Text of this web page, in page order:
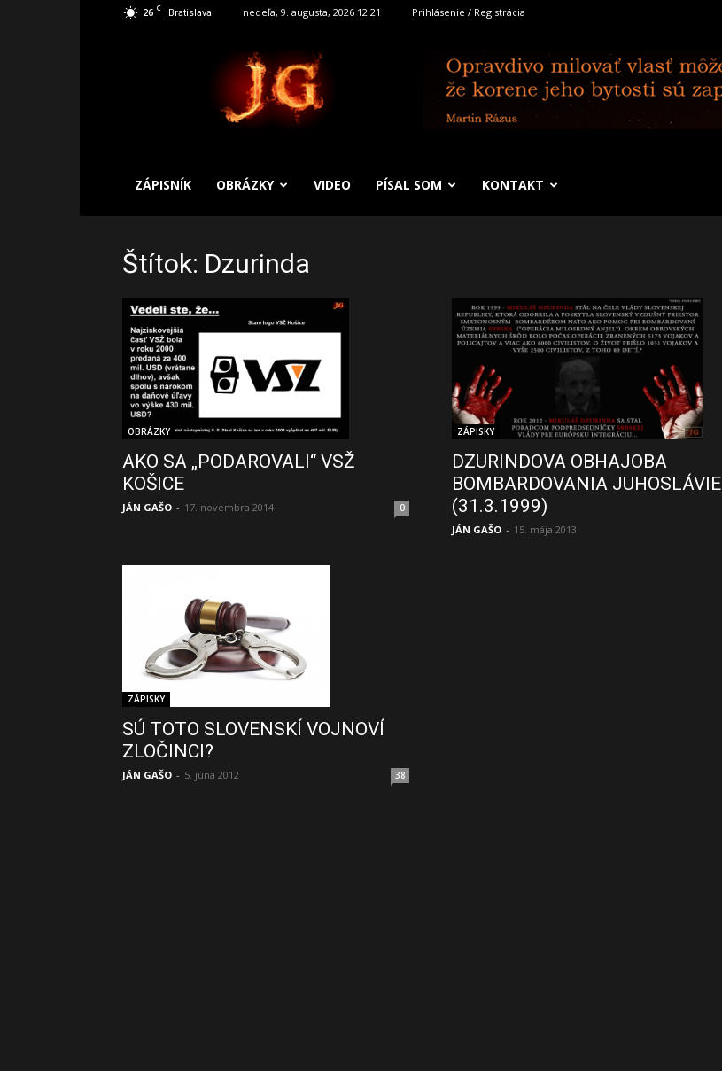
26 C Bratislava nedeľa, 9. augusta, 2026 12:21 Prihlásenie / Registrácia
SLOBODNÝ
ZÁPISNÍK OBRÁZKY VIDEO PÍSAL SOM KONTAKT
Štítok: Dzurinda
OBRÁZKY
AKO SA „PODAROVALI“ VSŽ
KOŠICE
JÁN GAŠO - 17. novembra 2014 0
ZÁPISKY
DZURINDOVA OBHAJOBA
BOMBARDOVANIA JUHOSLÁVIE
(31.3.1999)
JÁN GAŠO - 15. mája 2013
ZÁPISKY
SÚ TOTO SLOVENSKÍ VOJNOVÍ
ZLOČINCI?
JÁN GAŠO - 5. júna 2012 38